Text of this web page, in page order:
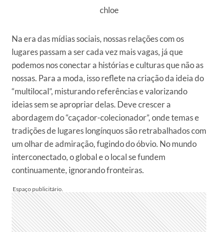
Na era das mídias sociais, nossas relações com os
lugares passam a ser cada vez mais vagas, já que
podemos nos conectar a histórias e culturas que não as
nossas. Para a moda, isso reflete na criação da ideia do
“multilocal”, misturando referências e valorizando
ideias sem se apropriar delas. Deve crescer a
abordagem do “caçador-colecionador”, onde temas e
tradições de lugares longínquos são retrabalhados com
um olhar de admiração, fugindo do óbvio. No mundo
interconectado, o global e o local se fundem
continuamente, ignorando fronteiras.